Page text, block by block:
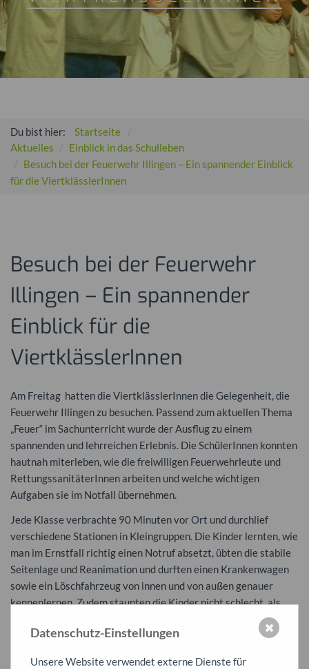
Du bist hier:
Startseite
Aktuelles
Einblick in das Schulleben
Besuch bei der Feuerwehr Illingen – Ein spannender Einblick
für die ViertklässlerInnen
Besuch bei der Feuerwehr
Illingen – Ein spannender
Einblick für die
ViertklässlerInnen
Am Freitag hatten die ViertklässlerInnen die Gelegenheit, die
Feuerwehr Illingen zu besuchen. Passend zum aktuellen Thema
„Feuer“ im Sachunterricht wurde der Ausflug zu einem
spannenden und lehrreichen Erlebnis. Die SchülerInnen konnten
hautnah miterleben, wie die freiwilligen Feuerwehrleute und
RettungssanitäterInnen arbeiten und welche wichtigen
Aufgaben sie im Notfall übernehmen.
Jede Klasse verbrachte 90 Minuten vor Ort und durchlief
verschiedene Stationen in Kleingruppen. Die Kinder lernten, wie
man im Ernstfall richtig einen Notruf absetzt, übten die stabile
Seitenlage und Reanimation und durften einen Krankenwagen
sowie ein Löschfahrzeug von innen und von außen genauer
kennenlernen. Zudem staunten die Kinder nicht schlecht, als
ihnen Experimente zum Feuer gezeigt wurden. Besonders
aufregend für die Schülerinnen und Schüler war, dass sie selbst
Datenschutz-Einstellungen
Unsere Website verwendet externe Dienste für
✖